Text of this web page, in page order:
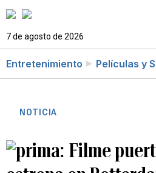
7 de agosto de 2026
Entretenimiento Películas y
NOTICIA
Filme